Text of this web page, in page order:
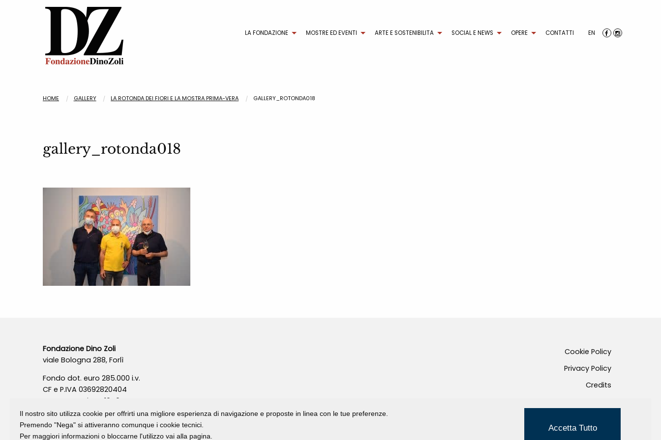
LA FONDAZIONE MOSTRE ED EVENTI ARTE E SOSTENIBILITA SOCIAL E NEWS OPERE CONTATTI EN
HOME GALLERY LA ROTONDA DEI FIORI E LA MOSTRA PRIMA-VERA GALLERY_ROTONDA018
gallery_rotonda018
Fondazione Dino Zoli
viale Bologna 288, Forlì
Fondo dot. euro 285.000 i.v.
CF e P.IVA 03692820404
Isc.Reg Per.Giu. n. 10404
Cookie Policy
Privacy Policy
Credits
Il nostro sito utilizza cookie per offrirti una migliore esperienza di navigazione e proposte in linea con le tue preferenze.
Premendo "Nega" si attiveranno comunque i cookie tecnici.
Per maggiori informazioni o bloccarne l'utilizzo vai alla pagina.
Accetta Tutto